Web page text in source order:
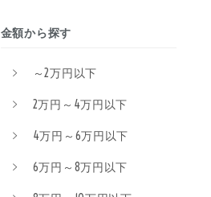
金額から探す
～2万円以下
2万円～4万円以下
4万円～6万円以下
6万円～8万円以下